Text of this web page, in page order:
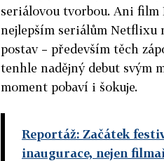
seriálovou tvorbou. Ani film
nejlepším seriálům Netflixu
postav – především těch
tenhle nadějný debut svým
moment pobaví i šokuje.
Reportáž: Začátek
inaugurace, nejen